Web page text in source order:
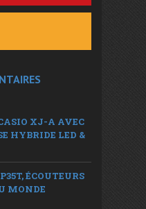
XJ-A AVEC
HYBRIDE LED &
ÉCOUTEURS
MONDE